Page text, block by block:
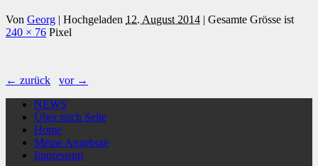
Von Georg | Hochgeladen 12. August 2014 | Gesamte Grösse ist
240 × 76 Pixel
← zurück
vor →
NEWS
Über mich Seite
Home
Meine Angebote
Impressum